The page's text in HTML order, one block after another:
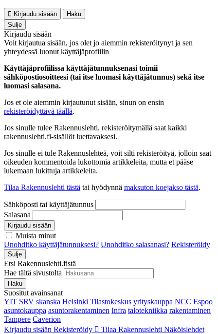
Kirjaudu sisään
Haku
Sulje
Kirjaudu sisään
Voit kirjautua sisään, jos olet jo aiemmin rekisteröitynyt ja sen
yhteydessä luonut käyttäjäprofiilin
Käyttäjäprofiilissa käyttäjätunnuksenasi toimii
sähköpostiosoitteesi (tai itse luomasi käyttäjätunnus) sekä itse
luomasi salasana.
Jos et ole aiemmin kirjautunut sisään, sinun on ensin
rekisteröidyttävä täällä.
Jos sinulle tulee Rakennuslehti, rekisteröitymällä saat kaikki
rakennuslehti.fi-sisällöt luettavaksesi.
Jos sinulle ei tule Rakennuslehteä, voit silti rekisteröityä, jolloin saat
oikeuden kommentoida lukottomia artikkeleita, mutta et pääse
lukemaan lukittuja artikkeleita.
Tilaa Rakennuslehti tästä tai hyödynnä maksuton koejakso tästä.
Sähköposti tai käyttäjätunnus
Salasana
Kirjaudu sisään
Muista minut
Unohditko käyttäjätunnuksesi? Unohditko salasanasi? Rekisteröidy
Sulje
Etsi Rakennuslehti.fistä
Hae tältä sivustolta
Haku
Suositut avainsanat
YIT SRV skanska Helsinki Tilastokeskus yrityskauppa NCC Espoo
asuntokauppa asuntorakentaminen Infra talotekniikka rakentaminen
Tampere Caverion
Kirjaudu sisään Rekisteröidy Tilaa Rakennuslehti Näköislehdet